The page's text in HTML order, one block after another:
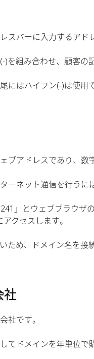
スバーに入力するアド
を組み合わせ、顧客の
にはハイフン(‐)は使用
ブアドレスであり、数
ーネット通信を行うに
」とウェブブラウザ
クセスします。
ため、ドメイン名を接
社
社です。
てドメインを年単位で